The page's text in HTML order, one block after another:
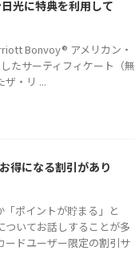
光に特典を利用して
Bonvoy® アメリカン・
たサーティフィケート（無
ザ・リ ...
得になる割引があり
ポイントが貯まる」と
ついてお話しすることが多
ードユーザー限定の割引サ